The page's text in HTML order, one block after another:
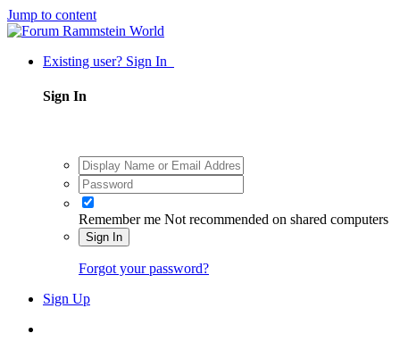
Jump to content
Existing user? Sign In
Sign In
Remember me Not recommended on shared computers
Sign In
Forgot your password?
Sign Up